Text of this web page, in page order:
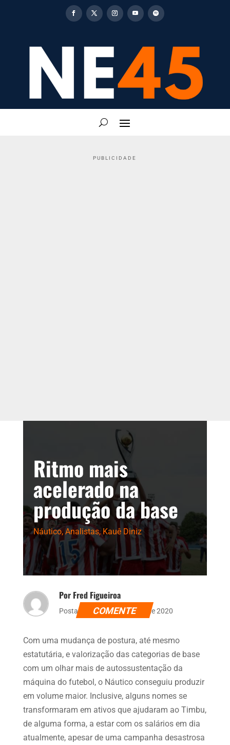
PUBLICIDADE
Ritmo mais
acelerado na
produção da base
Náutico, Analistas,Kauê Diniz
Por Fred Figueiroa
Postado dia 7 de dezembro de 2020
COMENTE
Com uma mudança de postura, até mesmo
estatutária, e valorização das categorias de base
com um olhar mais de autossustentação da
máquina do futebol, o Náutico conseguiu produzir
em volume maior. Inclusive, alguns nomes se
transformaram em ativos que ajudaram ao Timbu,
de alguma forma, a estar com os salários em dia
atualmente, apesar de uma campanha desastrosa